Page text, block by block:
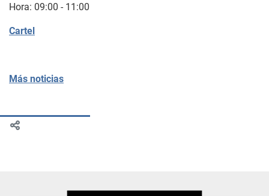
Hora: 09:00 - 11:00
Cartel
Más noticias